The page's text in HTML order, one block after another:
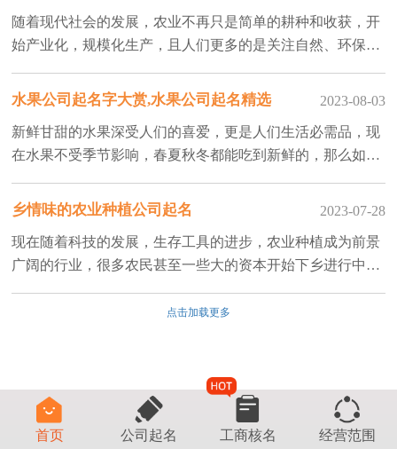
随着现代社会的发展，农业不再只是简单的耕种和收获，开
始产业化，规模化生产，且人们更多的是关注自然、环保和
园般诗意的快乐生产
水果公司起名字大赏,水果公司起名精选 2023-08-03
新鲜甘甜的水果深受人们的喜爱，更是人们生活必需品，现
在水果不受季节影响，春夏秋冬都能吃到新鲜的，那么如何
乡情味的农业种植公司起名 2023-07-28
现在随着科技的发展，生存工具的进步，农业种植成为前景
广阔的行业，很多农民甚至一些大的资本开始下乡进行中野
点击加载更多
首页 公司起名 工商核名 经营范围